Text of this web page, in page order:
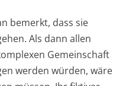
bemerkt, dass sie
Als dann allen
Gemeinschaft
werden würden, wäre